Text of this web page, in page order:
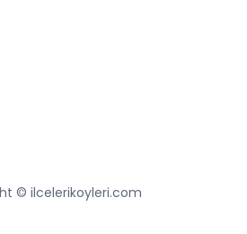
© ilcelerikoyleri.com